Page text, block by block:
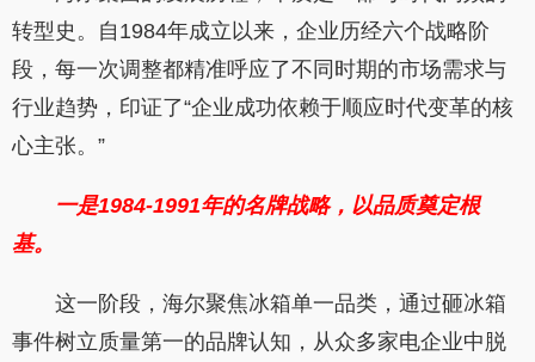
转型史。自1984年成立以来，企业历经六个战略阶
段，每一次调整都精准呼应了不同时期的市场需求与
行业趋势，印证了“企业成功依赖于顺应时代变革的核
心主张。”
一是1984-1991年的名牌战略，以品质奠定根
基。
这一阶段，海尔聚焦冰箱单一品类，通过砸冰箱
事件树立质量第一的品牌认知，从众多家电企业中脱